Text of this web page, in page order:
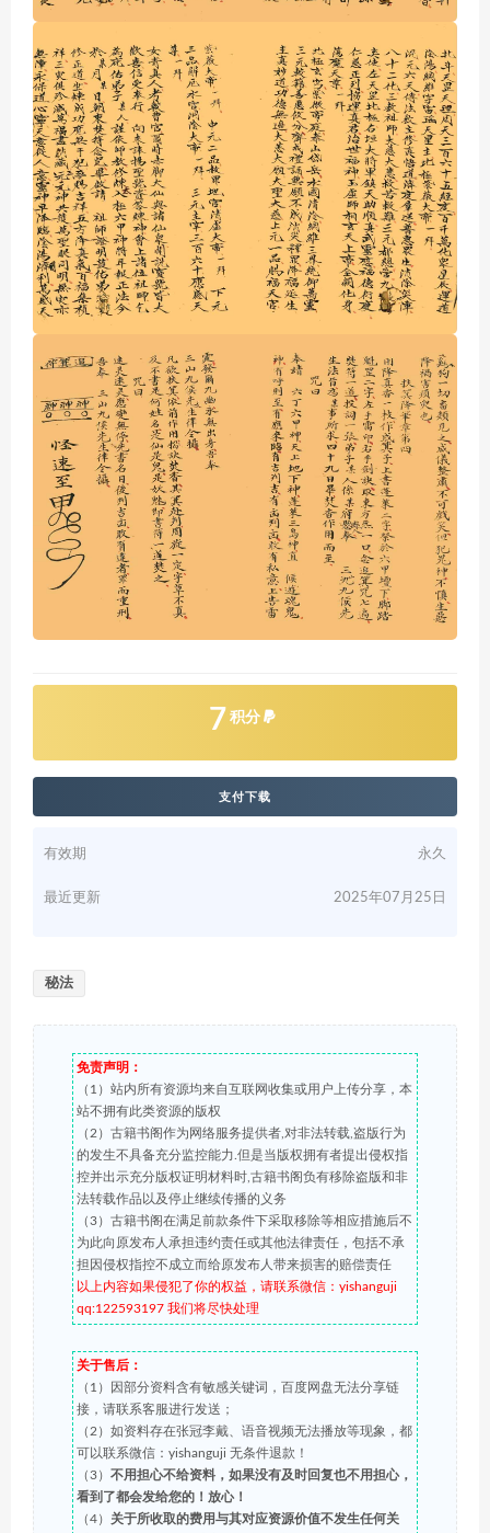
7 积分
支付下载
有效期 永久
最近更新 2025年07月25日
秘法
免责声明：
（1）站内所有资源均来自互联网收集或用户上传分享，本
站不拥有此类资源的版权
（2）古籍书阁作为网络服务提供者,对非法转载,盗版行为
的发生不具备充分监控能力.但是当版权拥有者提出侵权指
控并出示充分版权证明材料时,古籍书阁负有移除盗版和非
法转载作品以及停止继续传播的义务
（3）古籍书阁在满足前款条件下采取移除等相应措施后不
为此向原发布人承担违约责任或其他法律责任，包括不承
担因侵权指控不成立而给原发布人带来损害的赔偿责任
以上内容如果侵犯了你的权益，请联系微信：yishanguji
qq:122593197 我们将尽快处理
关于售后：
（1）因部分资料含有敏感关键词，百度网盘无法分享链
接，请联系客服进行发送；
（2）如资料存在张冠李戴、语音视频无法播放等现象，都
可以联系微信：yishanguji 无条件退款！
（3） 不用担心不给资料，如果没有及时回复也不用担心，
看到了都会发给您的！放心！
（4） 关于所收取的费用与其对应资源价值不发生任何关